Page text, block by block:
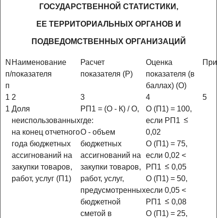
ГОСУДАРСТВЕННОЙ СТАТИСТИКИ,
ЕЕ ТЕРРИТОРИАЛЬНЫХ ОРГАНОВ И
ПОДВЕДОМСТВЕННЫХ ОРГАНИЗАЦИЙ
N
п/
п
Наименование
показателя
Расчет
показателя (Р)
Оценка
показателя (в
баллах) (О)
1 2 3 4
5
1 Доля
неиспользованных
на конец отчетного
года бюджетных
ассигнований на
закупки товаров,
работ, услуг (П1)
РП1 = (О - К) / О,
где:
О (П1) = 100,
если РП1
0,02
О (П1) = 75,
если 0,02 <
РП1
0,05
О (П1) = 50,
если 0,05 <
РП1
0,08
О (П1) = 25,
О - объем
бюджетных
ассигнований на
закупки товаров,
работ, услуг,
предусмотренных
бюджетной
сметой в